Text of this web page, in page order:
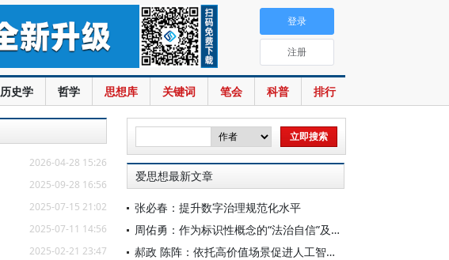
历史学 哲学 思想库 关键词 笔会 科普 排行
登录
注册
2026-04-28 15:26
2025-09-28 16:56
2025-07-15 21:02
2025-07-11 14:56
2025-02-21 23:47
爱思想最新文章
张必春：提升数字治理规范化水平
周佑勇：作为标识性概念的“法治自信”及其时代意蕴
郝政 陈阵：依托高价值场景促进人工智能高质量数据集建设